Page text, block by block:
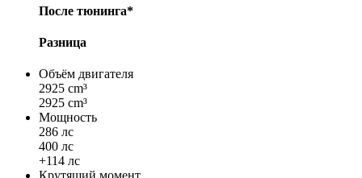
После тюнинга*
Разница
Объём двигателя
2925 cm³
2925 cm³
Мощность
286 лс
400 лс
+114 лс